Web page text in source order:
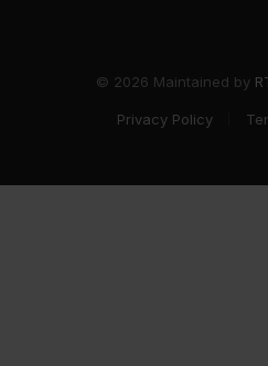
© 2026 Maintained by
Privacy Policy